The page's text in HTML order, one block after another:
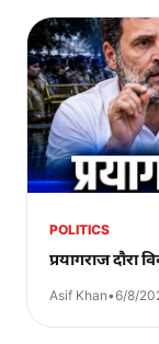
POLITICS
प्रयागराज दौरा
Asif Khan•6/8/